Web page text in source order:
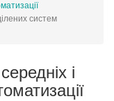
систем
і